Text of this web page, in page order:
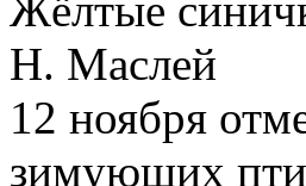
Н. Маслей
12 ноября
зимующих